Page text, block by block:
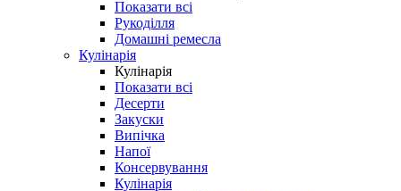
Показати всі
Рукоділля
Домашні ремесла
Кулінарія
Кулінарія
Показати всі
Десерти
Закуски
Випічка
Напої
Консервування
Кулінарія